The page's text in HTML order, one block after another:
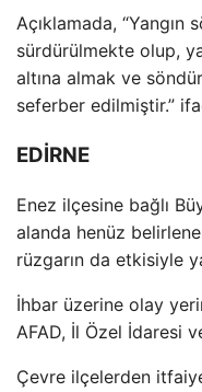
Açıklamada, “Yangın s
sürdürülmekte olup,
altına almak ve s
seferber edilmiştir.”
EDİRNE
Enez ilçesine bağlı B
alanda henüz
rüzgarın da etkisiyle
İhbar üzerine olay
AFAD, İl Özel İdaresi
Çevre ilçelerden